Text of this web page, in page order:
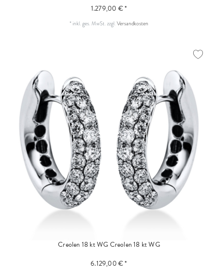
1.279,00 € *
* inkl. ges. MwSt.zzgl.Versandkosten
Creolen 18 kt WGCreolen 18 kt WG
6.129,00 € *